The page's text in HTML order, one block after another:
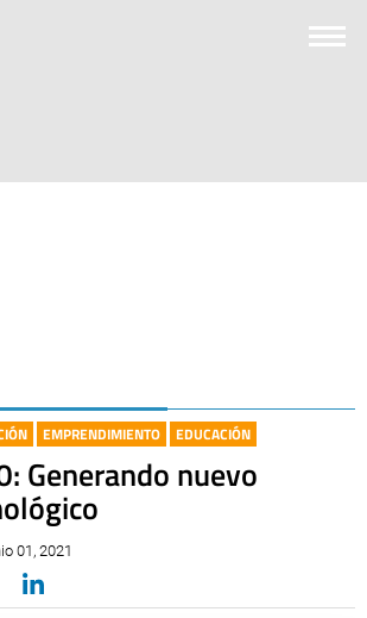
EMPRENDIMIENTO EDUCACIÓN
Generando nuevo
01, 2021